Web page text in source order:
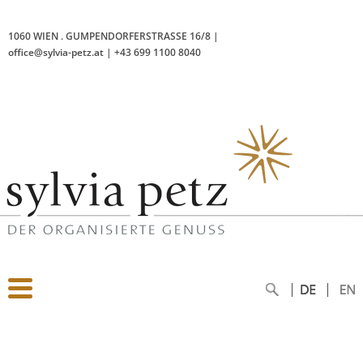
1060 WIEN .GUMPENDORFERSTRASSE 16/8 |
office@sylvia-petz.at | +43 699 1100 8040